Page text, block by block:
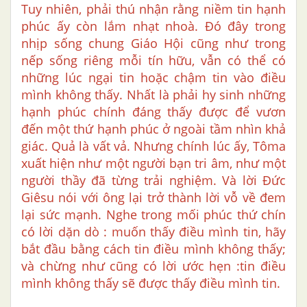
Tuy nhiên, phải thú nhận rằng niềm tin hạnh
phúc ấy còn lắm nhạt nhoà. Đó đây trong
nhịp sống chung Giáo Hội cũng như trong
nếp sống riêng mỗi tín hữu, vẫn có thể có
những lúc ngại tin hoặc chậm tin vào điều
mình không thấy. Nhất là phải hy sinh những
hạnh phúc chính đáng thấy được để vươn
đến một thứ hạnh phúc ở ngoài tầm nhìn khả
giác. Quả là vất vả. Nhưng chính lúc ấy, Tôma
xuất hiện như một người bạn tri âm, như một
người thầy đã từng trải nghiệm. Và lời Đức
Giêsu nói với ông lại trở thành lời vỗ về đem
lại sức mạnh. Nghe trong mối phúc thứ chín
có lời dặn dò : muốn thấy điều mình tin, hãy
bắt đầu bằng cách tin điều mình không thấy;
và chừng như cũng có lời ước hẹn :tin điều
mình không thấy sẽ được thấy điều mình tin.